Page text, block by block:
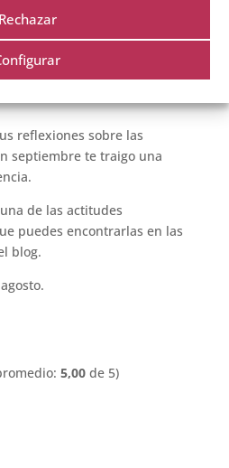
Rechazar
par de veces por semana,
salir de tu zona de
que no te permites hacer
reflexiones sobre las
septiembre te traigo una
de las actitudes
puedes encontrarlas en las
blog.
5,00de 5)